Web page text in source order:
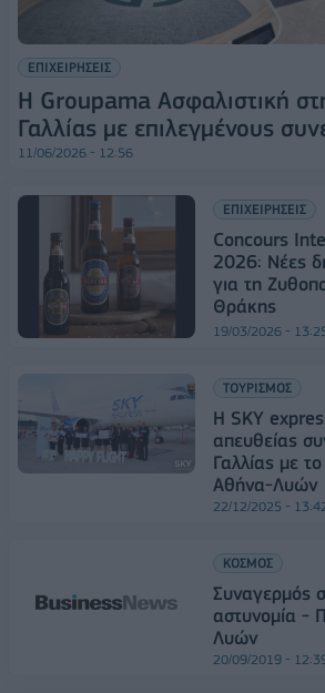
ΕΠΙΧΕΙΡΗΣΕΙΣ
Η Groupama Ασφαλιστική
Γαλλίας με επιλεγμένους
11/06/2026 - 12:56
ΕΠΙΧΕΙΡΗΣΕΙΣ
Concours
2026: Νέες
για τη
Θράκης
19/03/2026 -
ΤΟΥΡΙΣΜΟΣ
Η SKY
απευθείας
Γαλλίας με
Αθήνα-Λυών
22/12/2025 -
ΚΟΣΜΟΣ
Συναγερμός
αστυνομία -
Λυών
20/09/2019 -